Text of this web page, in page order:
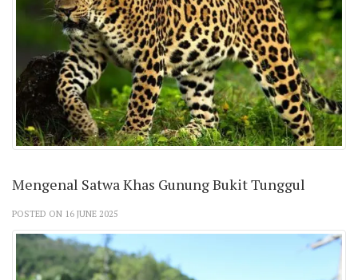
Mengenal Satwa Khas Gunung Bukit Tunggul
POSTED ON 16 JUNE 2025